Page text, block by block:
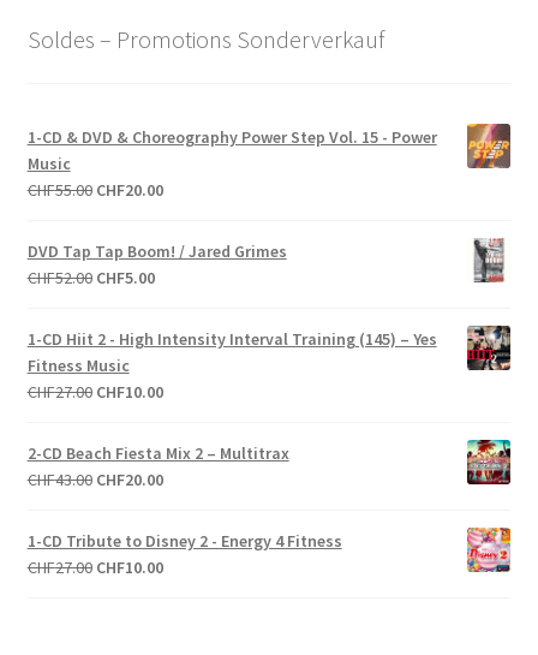
Soldes – Promotions Sonderverkauf
1-CD & DVD & Choreography Power Step Vol. 15 - Power
Music
CHF55.00 Le
initial
était :
CHF20.00Le
actuel
DVD Tap Tap Boom! / Jared Grimes
CHF52.00 Le
initial
était :
CHF52.00.
CHF5.00Le
actuel
CHF5.00.
1-CD Hiit 2 - High Intensity Interval Training (145) – Yes
Fitness Music
CHF27.00 Le
initial
était :
CHF10.00Le
actuel
est :
2-CD Beach Fiesta Mix 2 – Multitrax
CHF43.00 Le
initial
était :
CHF20.00Le
actuel
est :
1-CD Tribute to Disney 2 - Energy 4 Fitness
CHF27.00 Le
CHF10.00Le